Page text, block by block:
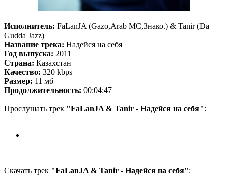
Исполнитель: FaLanJA (Gazo,Arab MC,Знако.) & Tanir (Da
Gudda Jazz)
Название трека: Надейся на себя
Год выпуска: 2011
Страна: Казахстан
Качество: 320 kbps
Размер: 11 мб
Продолжительность: 00:04:47
Прослушать трек "FaLanJA & Tanir - Надейся на себя":
Скачать трек "FaLanJA & Tanir - Надейся на себя":